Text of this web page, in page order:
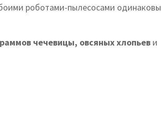
роботами-пылесосами
чечевицы, овсяных хлопьев и